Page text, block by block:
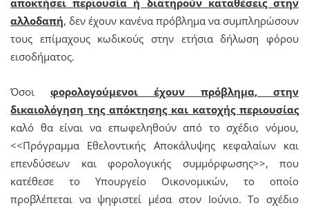
αλλοδαπή, δεν έχουν κανένα πρόβλημα να συμπληρώσουν
τους επίμαχους κωδικούς στην ετήσια δήλωση φόρου
εισοδήματος.
Όσοι φορολογούμενοι έχουν πρόβλημα, στην
δικαιολόγηση της απόκτησης και κατοχής περιουσίας
καλό θα είναι να επωφεληθούν από το σχέδιο νόμου,
<<Πρόγραμμα Εθελοντικής Αποκάλυψης κεφαλαίων και
επενδύσεων και φορολογικής συμμόρφωσης>>, που
κατέθεσε το Υπουργείο Οικονομικών, το οποίο
προβλέπεται να ψηφιστεί μέσα στον Ιούνιο. Το σχέδιο